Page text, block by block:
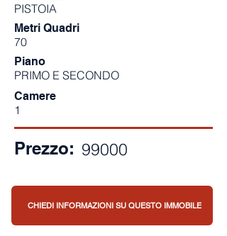
PISTOIA
Metri Quadri
70
Piano
PRIMO E SECONDO
Camere
1
Prezzo: 99000
CHIEDI INFORMAZIONI SU QUESTO IMMOBILE